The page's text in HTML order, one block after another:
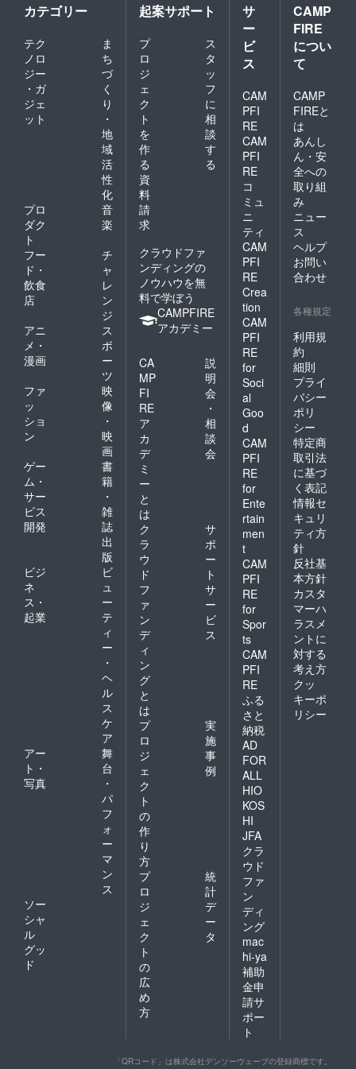
カテゴリー
テク
ノロ
ジー
・ガ
ジェ
ット
ま
ち
づ
く
り
・
地
域
活
性
化
プロ
ダク
ト
音
楽
フー
ド・
飲食
店
チ
ャ
レ
ン
ジ
アニ
メ・
漫画
ス
ポ
ー
ツ
ファ
ッ
ショ
ン
映
像
・
映
画
ゲー
ム・
サー
ビス
開発
書
籍
・
雑
誌
出
版
ビジ
ネ
ス・
起業
ビ
ュ
ー
テ
ィ
ー
・
ヘ
ル
ス
ケ
ア
アー
ト・
写真
舞
台
・
パ
フ
ォ
ー
マ
ン
ス
ソー
シャ
ル
グッ
ド
起案サポート
プ
ロ
ジ
ェ
ク
ト
を
作
る
ス
タ
ッ
フ
に
相
談
す
る
資
料
請
求
クラウドファ
ンディングの
ノウハウを無
料で学ぼう
CAMPFIRE
アカデミー
CA
MP
FI
RE
ア
カ
デ
ミ
ー
と
は
説
明
会
・
相
談
会
ク
ラ
ウ
ド
フ
ァ
ン
デ
ィ
ン
グ
と
は
サ
ポ
ー
ト
サ
ー
ビ
ス
プ
ロ
ジ
ェ
ク
ト
の
作
り
方
実
施
事
例
プ
ロ
ジ
ェ
ク
ト
の
広
め
方
統
計
デ
ー
タ
サ
ー
ビ
ス
CAM
PFI
RE
CAM
PFI
RE
コ
ミュ
ニ
ティ
CAM
PFI
RE
Crea
tion
CAM
PFI
RE
for
Soci
al
Goo
d
CAM
PFI
RE
for
Ente
rtain
men
t
CAM
PFI
RE
for
Spor
ts
CAM
PFI
RE
ふる
さと
納税
AD
FOR
ALL
HIO
KOS
HI
JFA
クラ
ウド
ファ
ン
ディ
ング
mac
hi-ya
補助
金申
請サ
ポー
ト
CAMP
FIRE
につい
て
CAMP
FIREと
は
あんし
ん・安
全への
取り組
み
ニュー
ス
ヘルプ
お問い
合わせ
各種規定
利用規
約
細則
プライ
バシー
ポリ
シー
特定商
取引法
に基づ
く表記
情報セ
キュリ
ティ方
針
反社基
本方針
カスタ
マーハ
ラスメ
ントに
対する
考え方
クッ
キーポ
リシー
「QRコード」は株式会社デンソーウェーブの登録商標です。